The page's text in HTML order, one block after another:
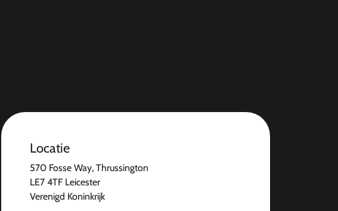
Locatie
570 Fosse Way, Thrussington
LE7 4TF Leicester
Verenigd Koninkrijk